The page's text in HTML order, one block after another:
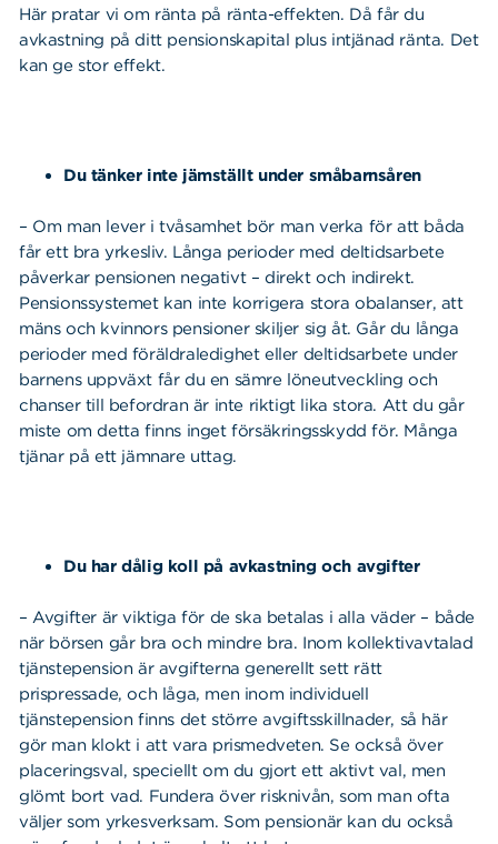
Här pratar vi om ränta på ränta-effekten. Då får du
avkastning på ditt pensionskapital plus intjänad ränta. Det
kan ge stor effekt.
Du tänker inte jämställt under småbarnsåren
– Om man lever i tvåsamhet bör man verka för att båda
får ett bra yrkesliv. Långa perioder med deltidsarbete
påverkar pensionen negativt – direkt och indirekt.
Pensionssystemet kan inte korrigera stora obalanser, att
mäns och kvinnors pensioner skiljer sig åt. Går du långa
perioder med föräldraledighet eller deltidsarbete under
barnens uppväxt får du en sämre löneutveckling och
chanser till befordran är inte riktigt lika stora. Att du går
miste om detta finns inget försäkringsskydd för. Många
tjänar på ett jämnare uttag.
Du har dålig koll på avkastning och avgifter
– Avgifter är viktiga för de ska betalas i alla väder – både
när börsen går bra och mindre bra. Inom kollektivavtalad
tjänstepension är avgifterna generellt sett rätt
prispressade, och låga, men inom individuell
tjänstepension finns det större avgiftsskillnader, så här
gör man klokt i att vara prismedveten. Se också över
placeringsval, speciellt om du gjort ett aktivt val, men
glömt bort vad. Fundera över risknivån, som man ofta
väljer som yrkesverksam. Som pensionär kan du också